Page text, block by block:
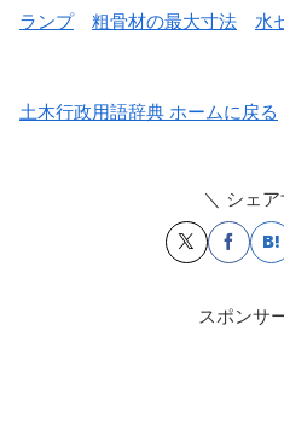
ランプ
粗骨材の最大寸法 水
土木行政用語辞典 ホームに戻る
＼ シェ
スポンサ